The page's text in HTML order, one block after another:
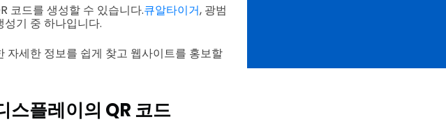
코드를 생성할 수 있습니다.큐알타이거, 광범
기 중 하나입니다.
자세한 정보를 쉽게 찾고 웹사이트를 홍보할
스플레이의 QR 코드